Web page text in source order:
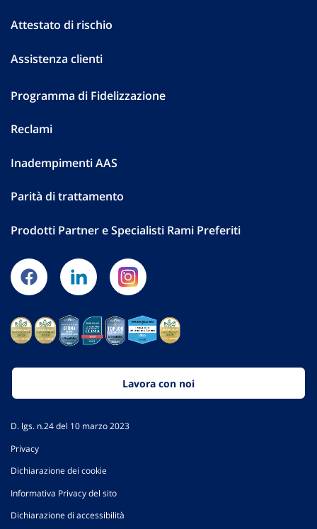
Attestato di rischio
Assistenza clienti
Programma di Fidelizzazione
Reclami
Inadempimenti AAS
Parità di trattamento
Prodotti Partner e Specialisti Rami Preferiti
Lavora con noi
D. lgs. n.24 del 10 marzo 2023
Privacy
Dichiarazione dei cookie
Informativa Privacy del sito
Dichiarazione di accessibilità